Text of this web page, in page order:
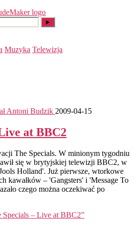
Muzyka Telewizja
Antoni Budzik 2009-04-15
at BBC2
The Specials. W minionym tygodniu
się w brytyjskiej telewizji BBC2, w
Holland'. Już pierwsze, wtorkowe
kawałków – 'Gangsters' i 'Message To
czego można oczekiwać po
Specials – Live at BBC2”